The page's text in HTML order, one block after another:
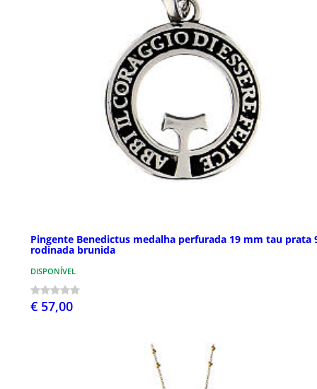
Pingente Benedictus medalha perfurada 19 mm tau prata
rodinada brunida
DISPONÍVEL
€ 57,00